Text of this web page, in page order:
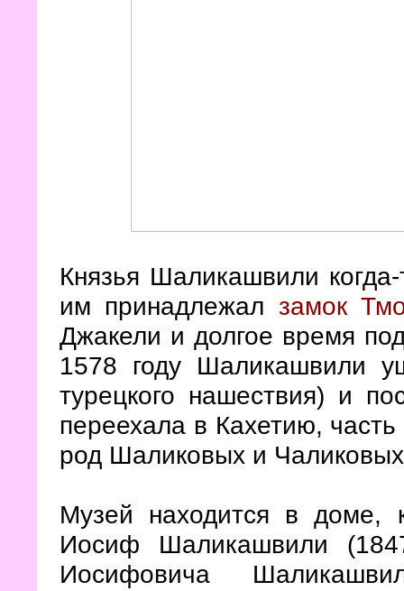
Князья Шаликашвили
им принадлежал замок
Джакели и долгое время
1578 году Шаликашвили
турецкого нашествия) и
переехала в Кахетию,
род Шаликовых и
Музей находится в доме,
Иосиф Шаликашвили
Иосифовича